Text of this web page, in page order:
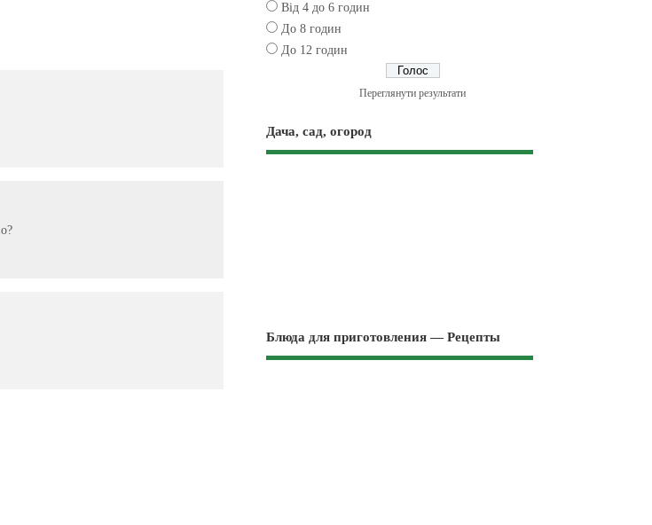
Від 4 до 6 годин
До 8 годин
До 12 годин
Переглянути результати
Дача, сад, огород
Блюда для приготовления — Рецепты